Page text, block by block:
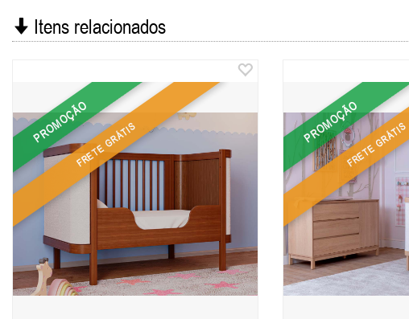
Itens relacionados
PROMOÇÃOFRETE GRÁTIS PROMOÇÃOFRETE GRÁTIS